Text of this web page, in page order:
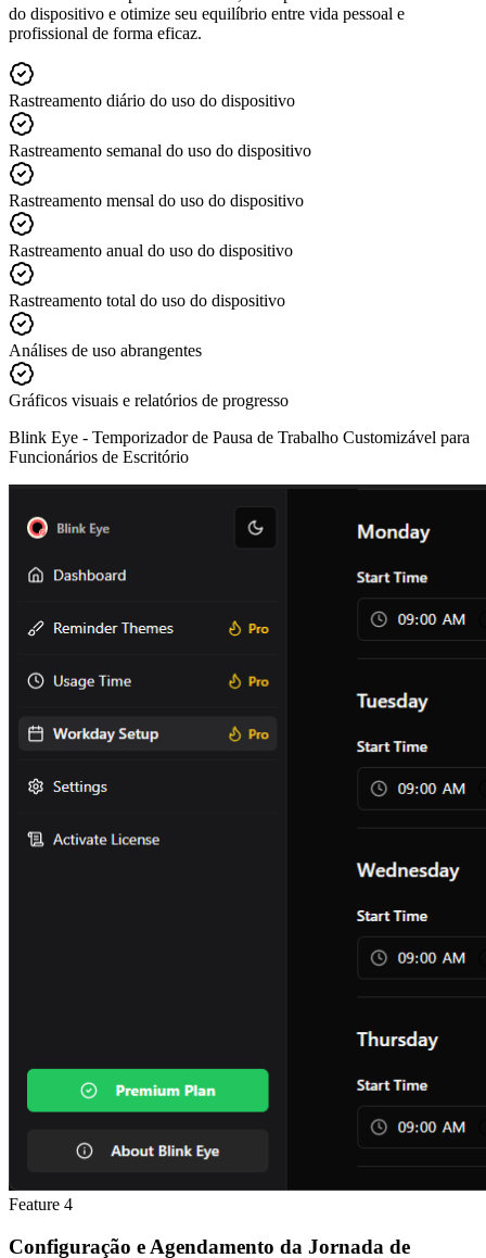
do dispositivo e otimize seu equilíbrio entre vida pessoal e
profissional de forma eficaz.
Rastreamento diário do uso do dispositivo
Rastreamento semanal do uso do dispositivo
Rastreamento mensal do uso do dispositivo
Rastreamento anual do uso do dispositivo
Rastreamento total do uso do dispositivo
Análises de uso abrangentes
Gráficos visuais e relatórios de progresso
Blink Eye - Temporizador de Pausa de Trabalho Customizável para
Funcionários de Escritório
Feature 4
Configuração e Agendamento da Jornada de